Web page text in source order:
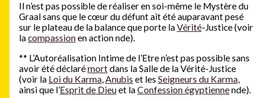
Il n’est pas possible de réaliser en soi-même le Mystère du
Graal sans que le cœur du défunt ait été auparavant pesé
sur le plateau de la balance que porte laVérité-Justice (voir
lacompassionen action nde).
** L’Autoréalisation Intime de l’Etre n’est pas possible sans
avoir été déclarémortdans la Salle de la Vérité-Justice
(voir la Loi du Karma,Anubis et les Seigneurs du Karma,
ainsi que l’Esprit de Dieuet laConfession égyptiennende).